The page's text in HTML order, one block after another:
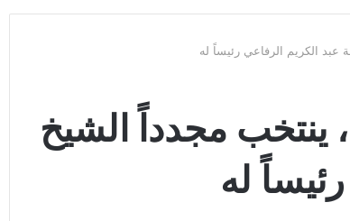
الكريم الرفاعي رئيساً له
ينتخب مجدداً الشيخ
له